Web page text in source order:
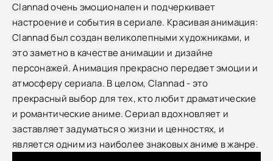
Clannad очень эмоционален и подчеркивает
настроение и события в сериале. Красивая анимация:
Clannad был создан великолепными художниками, и
это заметно в качестве анимации и дизайне
персонажей. Анимация прекрасно передает эмоции и
атмосферу сериала. В целом, Clannad - это
прекрасный выбор для тех, кто любит драматические
и романтические аниме. Сериал вдохновляет и
заставляет задуматься о жизни и ценностях, и
является одним из наиболее знаковых аниме в жанре.